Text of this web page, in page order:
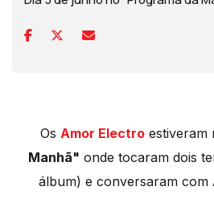
Os Amor Electroestiveram
Manhã" onde tocaram dois
álbum) e conversaram com